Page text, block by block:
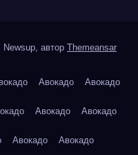
Newsup, автор Themeansar
Авокадо Авокадо
Авокадо Авокадо
Авокадо Авокадо